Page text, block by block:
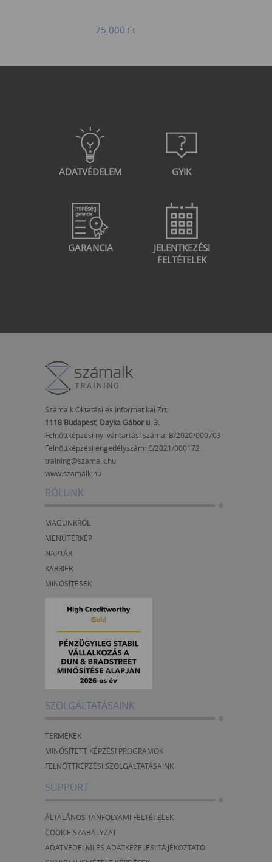
75 000 Ft
ADATVÉDELEM GYIK
GARANCIA
JELENTKEZÉSI
FELTÉTELEK
Számalk Oktatási és Informatikai Zrt.
1118 Budapest, Dayka Gábor u. 3.
Felnőttképzési nyilvántartási száma: B/2020/000703
Felnőttképzési engedélyszám: E/2021/000172
training@szamalk.hu
www.szamalk.hu
RÓLUNK
MAGUNKRÓL
MENÜTÉRKÉP
NAPTÁR
KARRIER
MINŐSÍTÉSEK
SZOLGÁLTATÁSAINK
TERMÉKEK
MINŐSÍTETT KÉPZÉSI PROGRAMOK
FELNŐTTKÉPZÉSI SZOLGÁLTATÁSAINK
SUPPORT
ÁLTALÁNOS TANFOLYAMI FELTÉTELEK
COOKIE SZABÁLYZAT
ADATVÉDELMI ÉS ADATKEZELÉSI TÁJÉKOZTATÓ